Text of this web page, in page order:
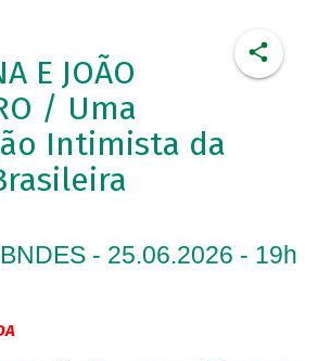
E JOÃO
/ Uma
Intimista da
- 25.06.2026 - 19h